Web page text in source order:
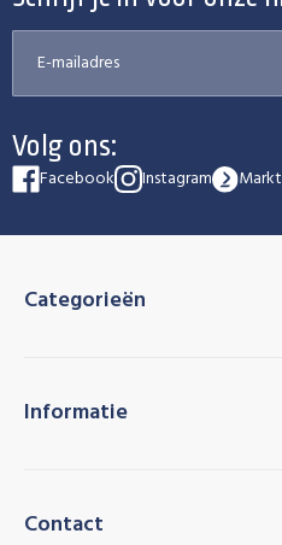
Volg ons:
Facebook Instagram
Categorieën
Informatie
Contact